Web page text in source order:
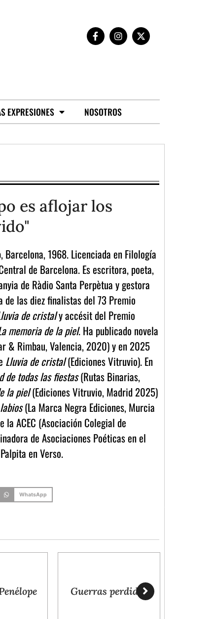
EXPRESIONES NOSOTROS
es aflojar los
, Barcelona, 1968. Licenciada en Filología
de Barcelona. Es escritora, poeta,
de Ràdio Santa Perpètua y gestora
de las diez finalistas del 73 Premio
de cristaly accésit del Premio
memoria de la piel. Ha publicado novela
& Rimbau, Valencia, 2020) y en 2025
Lluvia de cristal(Ediciones Vitruvio). En
de todas las fiestas(Rutas Binarias,
la piel(Ediciones Vitruvio, Madrid 2025)
(La Marca Negra Ediciones, Murcia
la ACEC (Asociación Colegial de
de Asociaciones Poéticas en el
en Verso.
WhatsApp
Veintiún gramos